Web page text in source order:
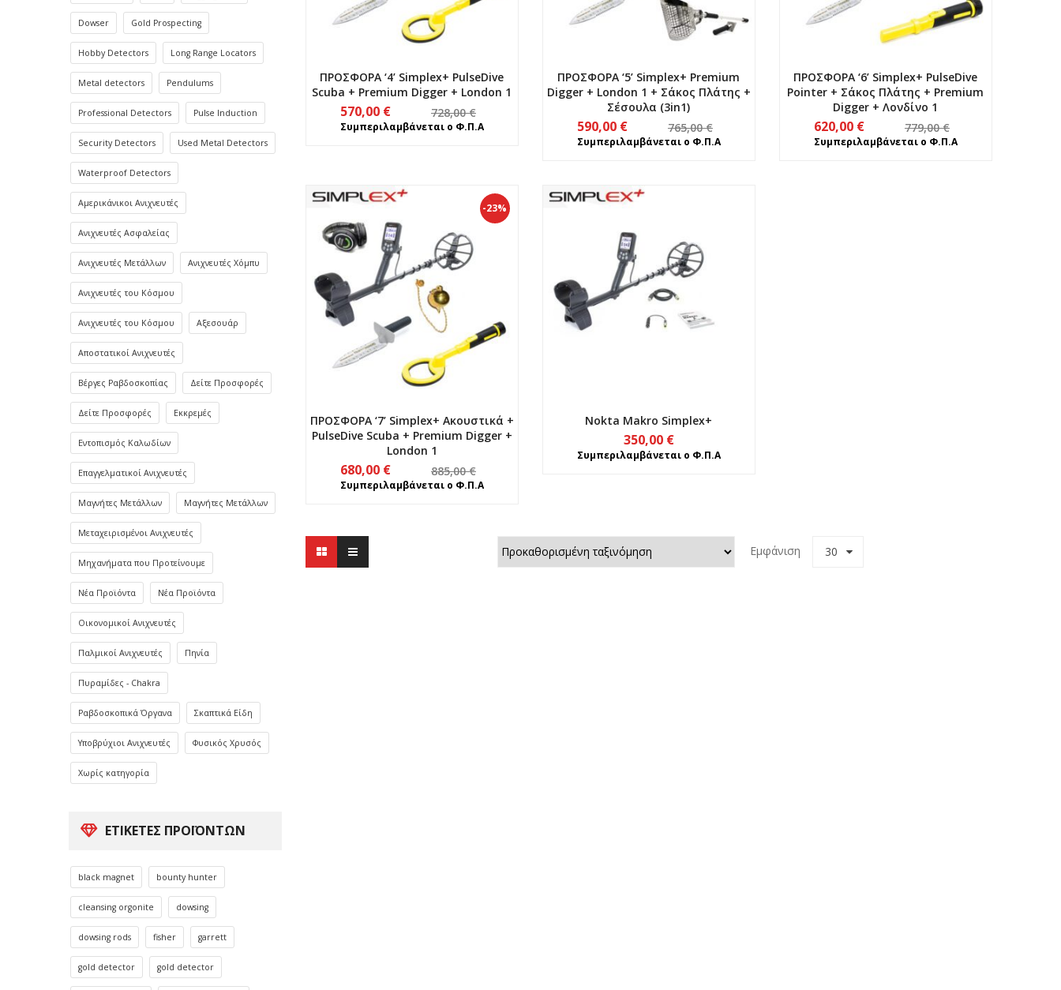
Dowser Gold Prospecting
Hobby Detectors Long Range Locators
Metal detectors Pendulums
Professional Detectors Pulse Induction
Security Detectors Used Metal Detectors
Waterproof Detectors
Αμερικάνικοι Ανιχνευτές
Ανιχνευτές Ασφαλείας
Ανιχνευτές Μετάλλων Ανιχνευτές Χόμπυ
Ανιχνευτές του Κόσμου
Ανιχνευτές του Κόσμου Αξεσουάρ
Αποστατικοί Ανιχνευτές
Βέργες Ραβδοσκοπίας Δείτε Προσφορές
Δείτε Προσφορές Εκκρεμές
Εντοπισμός Καλωδίων
Επαγγελματικοί Ανιχνευτές
Μαγνήτες Μετάλλων Μαγνήτες Μετάλλων
Μεταχειρισμένοι Ανιχνευτές
Μηχανήματα που Προτείνουμε
Νέα Προϊόντα Νέα Προϊόντα
Οικονομικοί Ανιχνευτές
Παλμικοί Ανιχνευτές Πηνία
Πυραμίδες - Chakra
Ραβδοσκοπικά Όργανα Σκαπτικά Είδη
Υποβρύχιοι Ανιχνευτές Φυσικός Χρυσός
Χωρίς κατηγορία
ΕΤΙΚΈΤΕΣ ΠΡΟΪΌΝΤΩΝ
black magnet bounty hunter
cleansing orgonite dowsing
dowsing rods fisher garrett
gold detector gold detector
ΠΡΟΣΦΟΡΑ ‘4’ Simplex+ PulseDive
Scuba + Premium Digger + London 1
728,00€
Original
price
570,00 €
τρέχουσα
Συμπεριλαμβάνεται ο Φ.Π.Α
ΠΡΟΣΦΟΡΑ ‘5’ Simplex+ Premium
Digger + London 1 + Σάκος Πλάτης +
Σέσουλα (3in1)
765,00€
Original
price
590,00 €
τρέχουσα
590,00 €.
Συμπεριλαμβάνεται ο Φ.Π.Α
ΠΡΟΣΦΟΡΑ ‘6’ Simplex+ PulseDive
Pointer + Σάκος Πλάτης + Premium
Digger + Λονδίνο 1
779,00€
Original
price
620,00 €
τρέχουσα
Συμπεριλαμβάνεται ο Φ.Π.Α
-23%
ΠΡΟΣΦΟΡΑ ‘7’ Simplex+ Ακουστικά +
PulseDive Scuba + Premium Digger +
London 1
885,00€
Original
price
680,00 €
τρέχουσα
Συμπεριλαμβάνεται ο Φ.Π.Α
Nokta Makro Simplex+
350,00 €
Συμπεριλαμβάνεται ο Φ.Π.Α
Εμφάνιση 30